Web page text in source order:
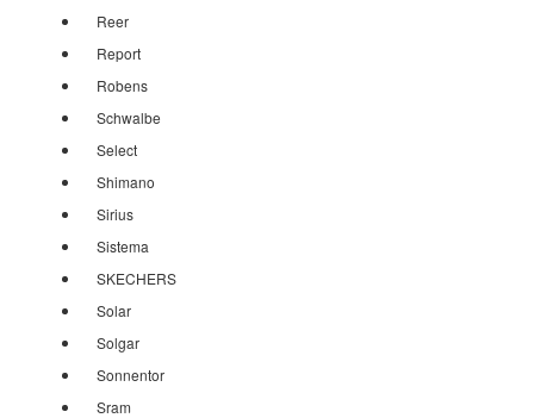
Reer
Report
Robens
Schwalbe
Select
Shimano
Sirius
Sistema
SKECHERS
Solar
Solgar
Sonnentor
Sram